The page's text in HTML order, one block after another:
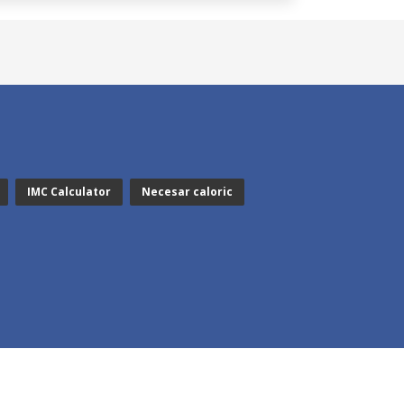
IMC Calculator Necesar caloric